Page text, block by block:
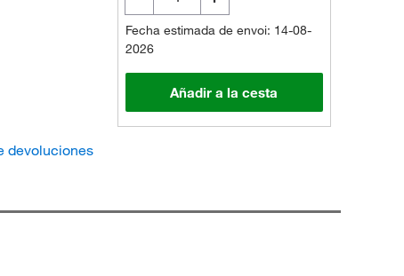
Fecha estimada de envoi: 14-08-
2026
Añadir a la cesta
devoluciones